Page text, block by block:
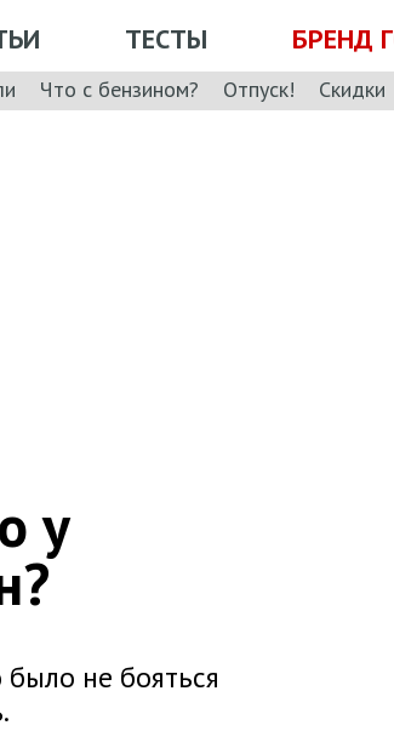
ТЕСТЫ БРЕНД
Что с бензином? Отпуск! Скидки
у
не бояться